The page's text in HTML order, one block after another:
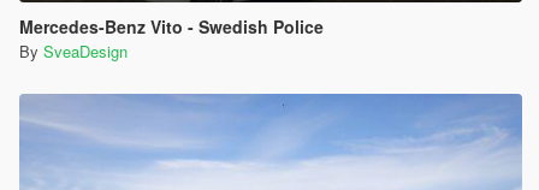
Mercedes-Benz Vito - Swedish Police
By SveaDesign